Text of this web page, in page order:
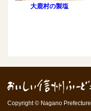
大鹿村の製塩
Copyright © Nagano Prefecture.